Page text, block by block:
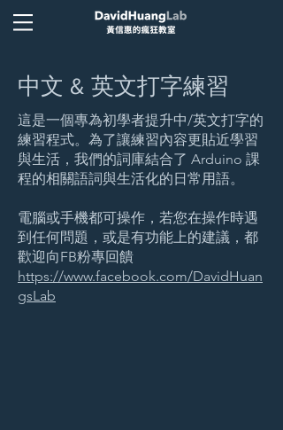
中文 & 英文打字練習
這是一個專為初學者提升中/英文打字的
練習程式。為了讓練習內容更貼近學習
與生活，我們的詞庫結合了 Arduino 課
程的相關語詞與生活化的日常用語。
電腦或手機都可操作，若您在操作時遇
到任何問題，或是有功能上的建議，都
歡迎向FB粉專回饋
https://www.facebook.com/DavidHuan
gsLab